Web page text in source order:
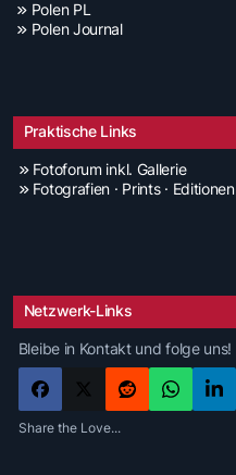
Polen PL
Polen Journal
Praktische Links
Fotoforum inkl. Gallerie
Fotografien · Prints · Editionen
Netzwerk-Links
Bleibe in Kontakt und folge uns!
Share the Love...